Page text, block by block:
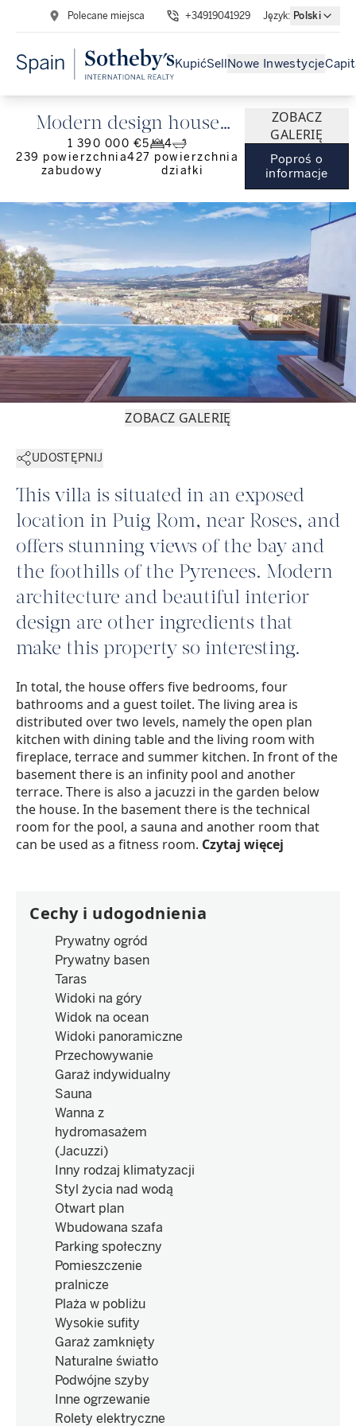
Polecane miejsca +34919041929 Język: Polski
KupićSell Nowe Inwestycje
Modern design house
with panoramic views
1 390 000 €5
4
239 powierzchnia
zabudowy
427 powierzchnia
działki
ZOBACZ
GALERIĘ
Poproś o
informacje
ZOBACZ GALERIĘ
UDOSTĘPNIJ
This villa is situated in an exposed
location in Puig Rom, near Roses, and
offers stunning views of the bay and
the foothills of the Pyrenees. Modern
architecture and beautiful interior
design are other ingredients that
make this property so interesting.
In total, the house offers five bedrooms, four
bathrooms and a guest toilet. The living area is
distributed over two levels, namely the open plan
kitchen with dining table and the living room with
fireplace, terrace and summer kitchen. In front of the
basement there is an infinity pool and another
terrace. There is also a jacuzzi in the garden below
the house. In the basement there is the technical
room for the pool, a sauna and another room that
can be used as a fitness room. Czytaj więcej
Cechy i udogodnienia
Prywatny ogród
Prywatny basen
Taras
Widoki na góry
Widok na ocean
Widoki panoramiczne
Przechowywanie
Garaż indywidualny
Sauna
Wanna z
hydromasażem
(Jacuzzi)
Inny rodzaj klimatyzacji
Styl życia nad wodą
Otwart plan
Wbudowana szafa
Parking społeczny
Pomieszczenie
pralnicze
Plaża w pobliżu
Wysokie sufity
Garaż zamknięty
Naturalne światło
Podwójne szyby
Inne ogrzewanie
Rolety elektryczne